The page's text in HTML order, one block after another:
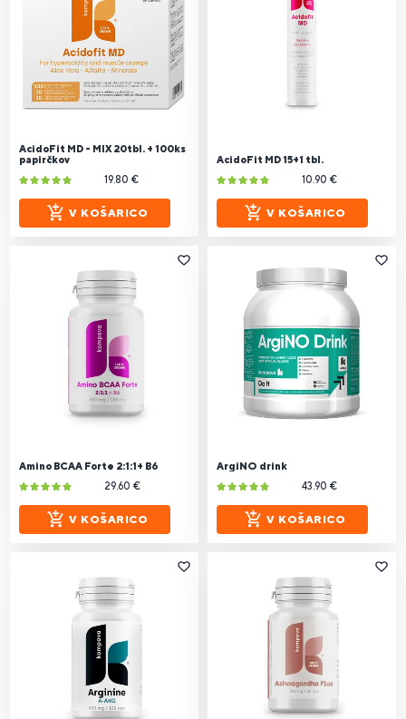
AcidoFit MD - MIX 20tbl. + 100ks
papirčkov
19.80 €
V KOŠARICO
AcidoFit MD 15+1 tbl.
10.90 €
V KOŠARICO
Amino BCAA Forte 2:1:1+ B6
29.60 €
V KOŠARICO
ArgiNO drink
43.90 €
V KOŠARICO